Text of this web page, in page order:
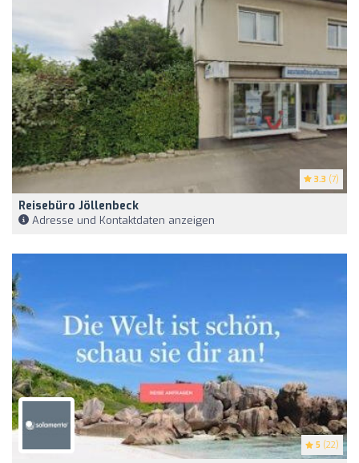
3.3 (7)
Reisebüro Jöllenbeck
Adresse und Kontaktdaten anzeigen
5 (22)